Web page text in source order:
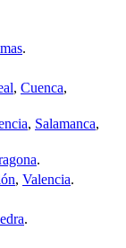
.
, Cuenca,
, Salamanca,
.
, Valencia.
.